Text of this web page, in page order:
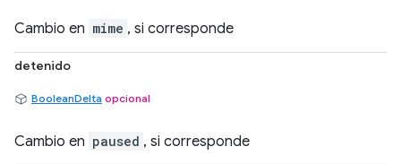
Cambio en mime , si corresponde
detenido
BooleanDelta opcional
Cambio en paused , si corresponde